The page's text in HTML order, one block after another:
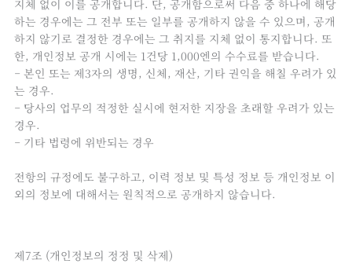
지체 없이 이를 공개합니다. 단, 공개함으로써 다음 중 하나에 해당
하는 경우에는 그 전부 또는 일부를 공개하지 않을 수 있으며, 공개
하지 않기로 결정한 경우에는 그 취지를 지체 없이 통지합니다. 또
한, 개인정보 공개 시에는 1건당 1,000엔의 수수료를 받습니다.
– 본인 또는 제3자의 생명, 신체, 재산, 기타 권익을 해칠 우려가 있
는 경우.
– 당사의 업무의 적정한 실시에 현저한 지장을 초래할 우려가 있는
경우.
– 기타 법령에 위반되는 경우
전항의 규정에도 불구하고, 이력 정보 및 특성 정보 등 개인정보 이
외의 정보에 대해서는 원칙적으로 공개하지 않습니다.
제7조 (개인정보의 정정 및 삭제)